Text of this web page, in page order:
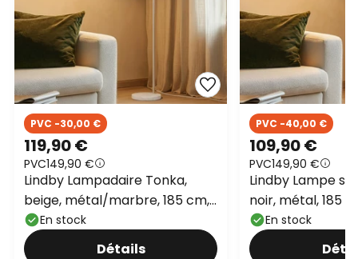
119,90 €
PVC149,90 €
PVC -30,00 €
Lindby Lampadaire Tonka,
beige, métal/marbre, 185 cm,
E27En stock
Détails
109,90 €
PVC149,90 €
PVC -40,00 €
Lindby Lampe
noir, métal, 185
En stock